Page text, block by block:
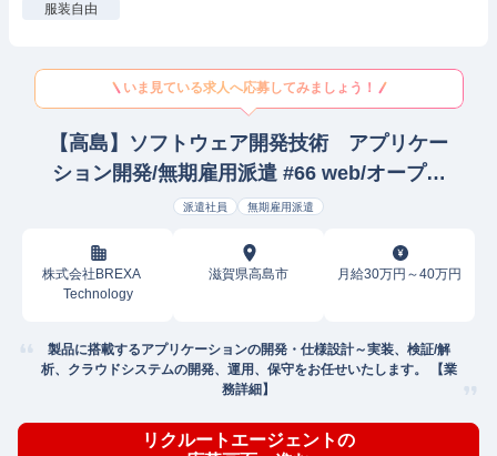
服装自由
いま見ている求人へ応募してみましょう！
【高島】ソフトウェア開発技術 アプリケー
ション開発/無期雇用派遣 #66 web/オープン
SE
派遣社員 無期雇用派遣
株式会社BREXA
Technology
滋賀県高島市 月給30万円～40万円
製品に搭載するアプリケーションの開発・仕様設計～実装、検証/解
析、クラウドシステムの開発、運用、保守をお任せいたします。 【業
務詳細】
リクルートエージェントの